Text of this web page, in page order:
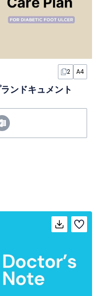
2 A4
ンドキュメント